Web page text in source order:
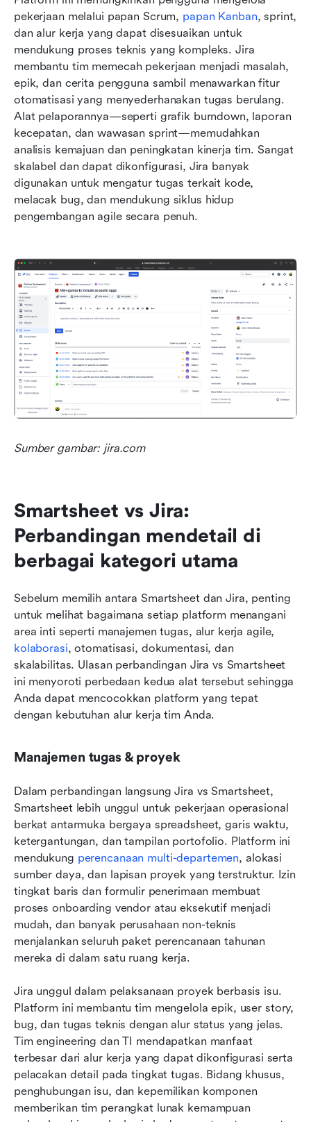
pekerjaan melalui papan Scrum, papan Kanban, sprint,
dan alur kerja yang dapat disesuaikan untuk
mendukung proses teknis yang kompleks. Jira
membantu tim memecah pekerjaan menjadi masalah,
epik, dan cerita pengguna sambil menawarkan fitur
otomatisasi yang menyederhanakan tugas berulang.
Alat pelaporannya—seperti grafik burndown, laporan
kecepatan, dan wawasan sprint—memudahkan
analisis kemajuan dan peningkatan kinerja tim. Sangat
skalabel dan dapat dikonfigurasi, Jira banyak
digunakan untuk mengatur tugas terkait kode,
melacak bug, dan mendukung siklus hidup
pengembangan agile secara penuh.
Sumber gambar: jira.com
Smartsheet vs Jira:
Perbandingan mendetail di
berbagai kategori utama
Sebelum memilih antara Smartsheet dan Jira, penting
untuk melihat bagaimana setiap platform menangani
kolaborasi, otomatisasi, dokumentasi, dan
skalabilitas. Ulasan perbandingan Jira vs Smartsheet
ini menyoroti perbedaan kedua alat tersebut sehingga
Anda dapat mencocokkan platform yang tepat
dengan kebutuhan alur kerja tim Anda.
Manajemen tugas & proyek
Dalam perbandingan langsung Jira vs Smartsheet,
Smartsheet lebih unggul untuk pekerjaan operasional
berkat antarmuka bergaya spreadsheet, garis waktu,
ketergantungan, dan tampilan portofolio. Platform ini
mendukung perencanaan multi-departemen, alokasi
sumber daya, dan lapisan proyek yang terstruktur. Izin
tingkat baris dan formulir penerimaan membuat
proses onboarding vendor atau eksekutif menjadi
mudah, dan banyak perusahaan non-teknis
menjalankan seluruh paket perencanaan tahunan
mereka di dalam satu ruang kerja.
Jira unggul dalam pelaksanaan proyek berbasis isu.
Platform ini membantu tim mengelola epik, user story,
bug, dan tugas teknis dengan alur status yang jelas.
Tim engineering dan TI mendapatkan manfaat
terbesar dari alur kerja yang dapat dikonfigurasi serta
pelacakan detail pada tingkat tugas. Bidang khusus,
penghubungan isu, dan kepemilikan komponen
memberikan tim perangkat lunak kemampuan